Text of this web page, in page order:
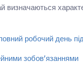
визначаються
робочий день
зобов’язаннями